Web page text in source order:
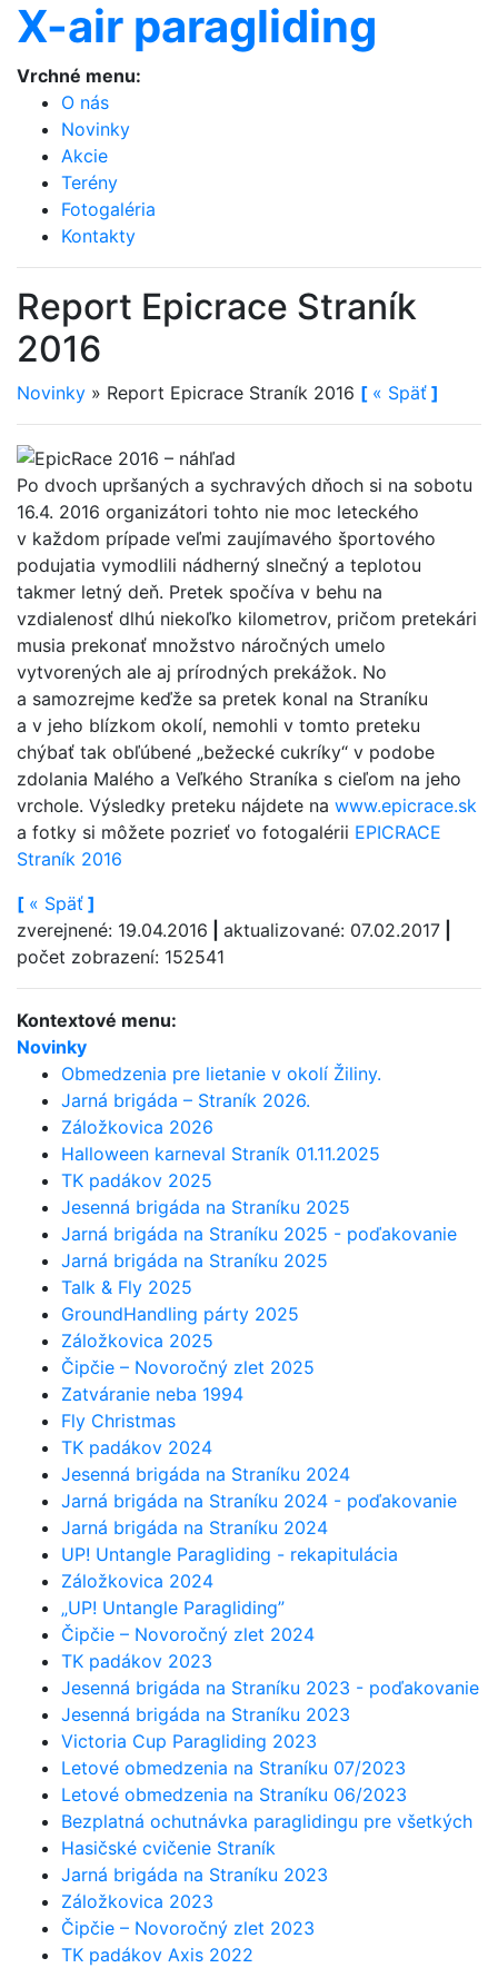
X-air paragliding
Vrchné menu:
O nás
Novinky
Akcie
Terény
Fotogaléria
Kontakty
Report Epicrace Straník
2016
Novinky » Report Epicrace Straník 2016 [ « Späť ]
Po dvoch upršaných a sychravých dňoch si na sobotu
16.4. 2016 organizátori tohto nie moc leteckého
v každom prípade veľmi zaujímavého športového
podujatia vymodlili nádherný slnečný a teplotou
takmer letný deň. Pretek spočíva v behu na
vzdialenosť dlhú niekoľko kilometrov, pričom pretekári
musia prekonať množstvo náročných umelo
vytvorených ale aj prírodných prekážok. No
a samozrejme keďže sa pretek konal na Straníku
a v jeho blízkom okolí, nemohli v tomto preteku
chýbať tak obľúbené „bežecké cukríky“ v podobe
zdolania Malého a Veľkého Straníka s cieľom na jeho
vrchole. Výsledky preteku nájdete na www.epicrace.sk
a fotky si môžete pozrieť vo fotogalérii EPICRACE
Straník 2016
[ « Späť ]
zverejnené: 19.04.2016
aktualizované: 07.02.2017
počet zobrazení: 152541
Kontextové menu:
Novinky
Obmedzenia pre lietanie v okolí Žiliny.
Jarná brigáda – Straník 2026.
Záložkovica 2026
Halloween karneval Straník 01.11.2025
TK padákov 2025
Jesenná brigáda na Straníku 2025
Jarná brigáda na Straníku 2025 - poďakovanie
Jarná brigáda na Straníku 2025
Talk & Fly 2025
GroundHandling párty 2025
Záložkovica 2025
Čipčie – Novoročný zlet 2025
Zatváranie neba 1994
Fly Christmas
TK padákov 2024
Jesenná brigáda na Straníku 2024
Jarná brigáda na Straníku 2024 - poďakovanie
Jarná brigáda na Straníku 2024
UP! Untangle Paragliding - rekapitulácia
Záložkovica 2024
„UP! Untangle Paragliding”
Čipčie – Novoročný zlet 2024
TK padákov 2023
Jesenná brigáda na Straníku 2023 - poďakovanie
Jesenná brigáda na Straníku 2023
Victoria Cup Paragliding 2023
Letové obmedzenia na Straníku 07/2023
Letové obmedzenia na Straníku 06/2023
Bezplatná ochutnávka paraglidingu pre všetkých
Hasičské cvičenie Straník
Jarná brigáda na Straníku 2023
Záložkovica 2023
Čipčie – Novoročný zlet 2023
TK padákov Axis 2022